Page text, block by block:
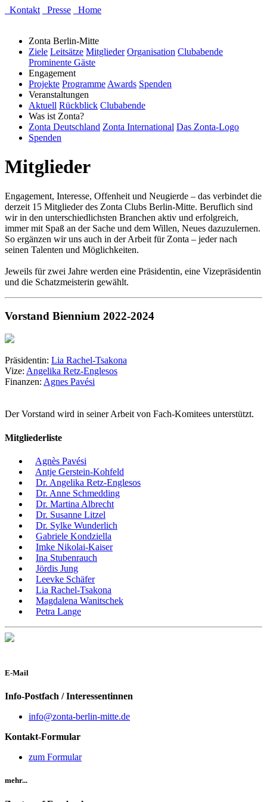
Kontakt Presse Home
Zonta Berlin-Mitte
Ziele Leitsätze Mitglieder Organisation Clubabende
Prominente Gäste
Engagement
Projekte Programme Awards Spenden
Veranstaltungen
Aktuell Rückblick Clubabende
Was ist Zonta?
Zonta Deutschland Zonta International Das Zonta-Logo
Spenden
Mitglieder
Engagement, Interesse, Offenheit und Neugierde – das verbindet die
derzeit 15 Mitglieder des Zonta Clubs Berlin-Mitte. Beruflich sind
wir in den unterschiedlichsten Branchen aktiv und erfolgreich,
immer mit Spaß an der Sache und dem Willen, Neues dazuzulernen.
So ergänzen wir uns auch in der Arbeit für Zonta – jeder nach
seinen Talenten und Möglichkeiten.
Jeweils für zwei Jahre werden eine Präsidentin, eine Vizepräsidentin
und die Schatzmeisterin gewählt.
Vorstand Biennium 2022-2024
Präsidentin: Lia Rachel-Tsakona
Vize: Angelika Retz-Englesos
Finanzen: Agnes Pavési
Der Vorstand wird in seiner Arbeit von Fach-Komitees unterstützt.
Mitgliederliste
Agnès Pavési
Antje Gerstein-Kohfeld
Dr. Angelika Retz-Englesos
Dr. Anne Schmedding
Dr. Martina Albrecht
Dr. Susanne Litzel
Dr. Sylke Wunderlich
Gabriele Kondziella
Imke Nikolai-Kaiser
Ina Stubenrauch
Jördis Jung
Leevke Schäfer
Lia Rachel-Tsakona
Magdalena Wanitschek
Petra Lange
E-Mail
Info-Postfach / Interessentinnen
info@zonta-berlin-mitte.de
Kontakt-Formular
zum Formular
mehr...